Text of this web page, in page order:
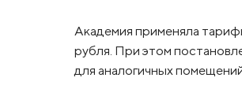
Академия применяла
рубля. При этом
для аналогичных